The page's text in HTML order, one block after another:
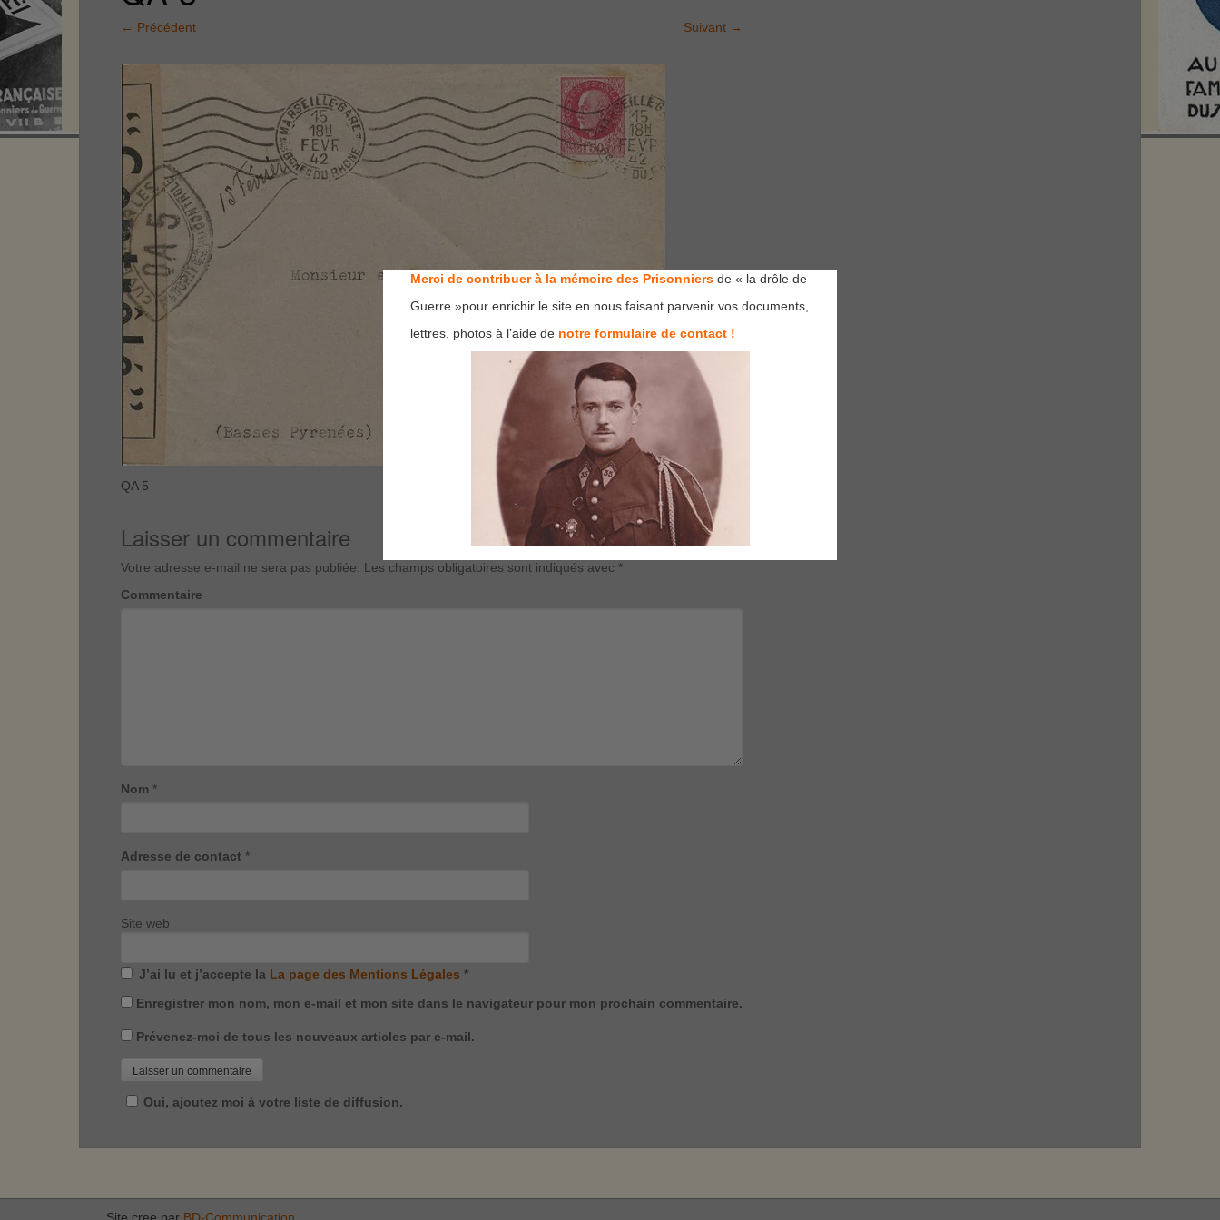
← Précédent Suivant →
QA 5
Laisser un commentaire
Votre adresse e-mail ne sera pas publiée. Les champs obligatoires sont indiqués avec *
Commentaire
Nom *
Adresse de contact *
Site web
J’ai lu et j’accepte la La page des Mentions Légales *
Enregistrer mon nom, mon e-mail et mon site dans le navigateur pour mon prochain commentaire.
Prévenez-moi de tous les nouveaux articles par e-mail.
Oui, ajoutez moi à votre liste de diffusion.
Site cree par BD-Communication
Merci de contribuer à la mémoire des Prisonniers de « la drôle de
Guerre »pour enrichir le site en nous faisant parvenir vos documents,
lettres, photos à l’aide de notre formulaire de contact !